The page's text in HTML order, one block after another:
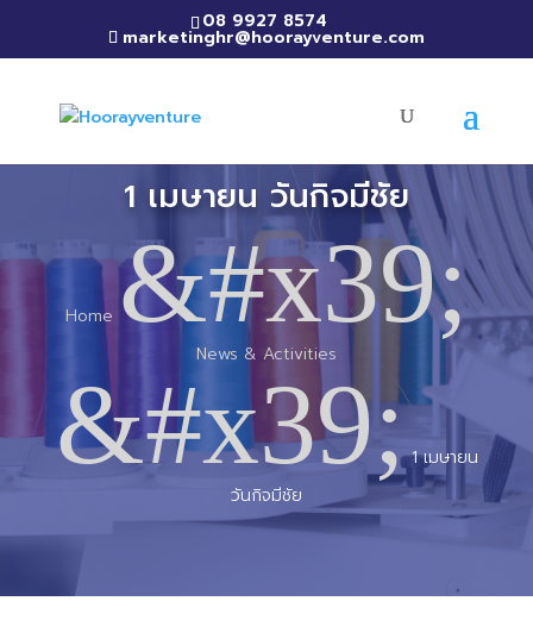
08 9927 8574
marketinghr@hoorayventure.com
1 เมษายน วันกิจมีชัย
Home &#x39;
News & Activities
&#x39; 1 เมษายน
วันกิจมีชัย